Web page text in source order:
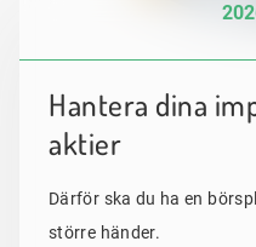
Hantera dina
aktier
Därför ska du ha en
större händer.